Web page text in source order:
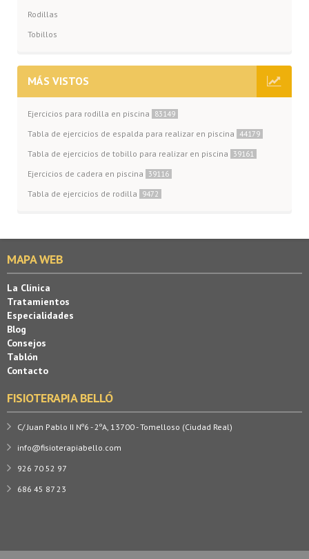
Rodillas
Tobillos
MÁS VISTOS
Ejercicios para rodilla en piscina 83149
Tabla de ejercicios de espalda para realizar en piscina 44179
Tabla de ejercicios de tobillo para realizar en piscina 39161
Ejercicios de cadera en piscina 39116
Tabla de ejercicios de rodilla 9472
MAPA WEB
La Clínica
Tratamientos
Especialidades
Blog
Consejos
Tablón
Contacto
FISIOTERAPIA BELLÓ
C/ Juan Pablo II Nº6 - 2ºA, 13700 - Tomelloso (Ciudad Real)
info@fisioterapiabello.com
926 70 52 97
686 45 87 23